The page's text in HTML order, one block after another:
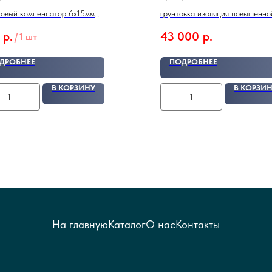
компенсатор 6x15мм
р. /1 шт
В КОРЗИНУ
грунтовка изоляция
43 000 р.
ПОДРОБНЕЕ
В
На главнуюКаталогО насКонтакты